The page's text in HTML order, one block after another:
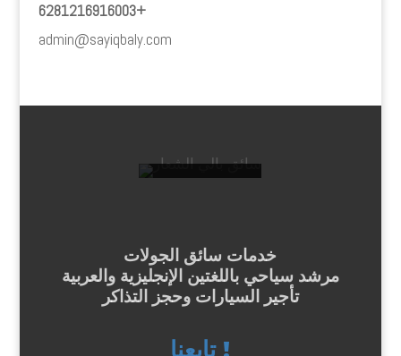
+6281216916003
admin@sayiqbaly.com
خدمات سائق الجولات
مرشد سياحي باللغتين الإنجليزية والعربية
تأجير السيارات وحجز التذاكر
تابعنا !